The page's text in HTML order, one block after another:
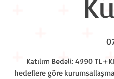
Katılım Bedeli: 4990
hedeflere göre